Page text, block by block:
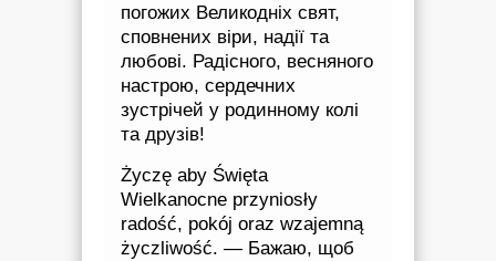
погожих Великодніх свят,
сповнених віри, надії та
любові. Радісного, весняного
настрою, сердечних
зустрічей у родинному колі
та друзів!
Życzę aby Święta
Wielkanocne przyniosły
radość, pokój oraz wzajemną
życzliwość. — Бажаю, щоб